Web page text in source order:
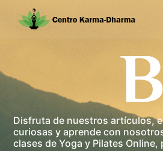
Disfruta de nuestros artículos,
curiosas y aprende con
clases de Yoga y Pilates